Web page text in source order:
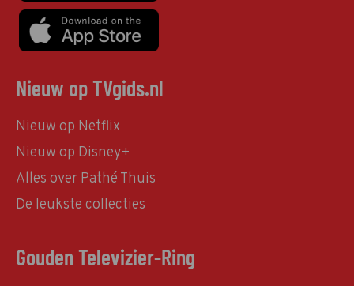
Nieuw op TVgids.nl
Nieuw op Netflix
Nieuw op Disney+
Alles over Pathé Thuis
De leukste collecties
Gouden Televizier-Ring